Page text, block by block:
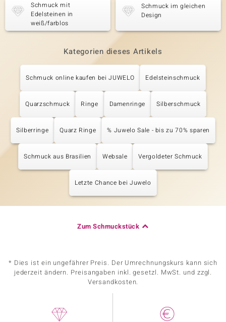
Schmuck mit
Edelsteinen in
weiß/farblos
Schmuck im gleichen
Design
Kategorien dieses Artikels
Schmuck online kaufen bei JUWELO Edelsteinschmuck
Quarzschmuck Ringe Damenringe Silberschmuck
Silberringe Quarz Ringe % Juwelo Sale - bis zu 70% sparen
Schmuck aus Brasilien Websale Vergoldeter Schmuck
Letzte Chance bei Juwelo
Zum Schmuckstück
* Dies ist ein ungefährer Preis. Der Umrechnungskurs kann sich
jederzeit ändern. Preisangaben inkl. gesetzl. MwSt. und zzgl.
Versandkosten.